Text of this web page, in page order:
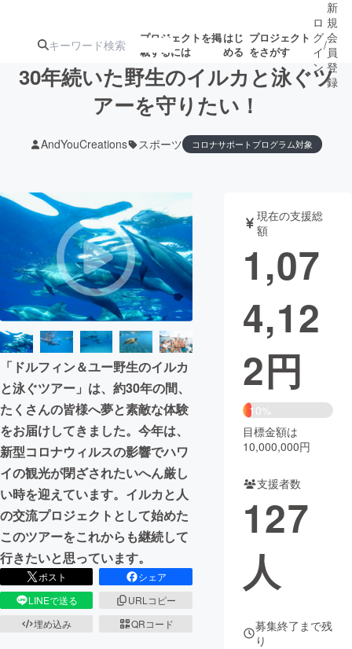
プロジェクトを掲
載するには
はじ
める
プロジェクト
をさがす
ジェクト
ターン
注目の新着プロ
ジェクト
募集終了が近いプ
ロジェクト
もうすぐ公開
されます
アート・写真 音楽
テクノロジー・ガジェット ゲーム・サ
映像・映画
ビジネス・起業
まちづくり・地域活性化
CAMPFIRE for Social Good
CAMPFIRE Creation
CAMPFIREふるさと納税machi-ya コミュニティ
ロ
グ
イ
ン
/
新
規
会
員
登
録
30年続いた野生のイルカと泳ぐツ
アーを守りたい！
AndYouCreations スポーツ コロナサポートプログラム対象
「ドルフィン＆ユー野生のイルカ
と泳ぐツアー」は、約30年の間、
たくさんの皆様へ夢と素敵な体験
をお届けしてきました。今年は、
新型コロナウィルスの影響でハワ
イの観光が閉ざされたいへん厳し
い時を迎えています。イルカと人
の交流プロジェクトとして始めた
このツアーをこれからも継続して
行きたいと思っています。
ポスト
シェア
LINEで送る
URLコピー
埋め込み
QRコード
現在の支援総
額
1,07
4,12
2円
10%
目標金額は
10,000,000円
支援者数
127
人
募集終了まで残
り